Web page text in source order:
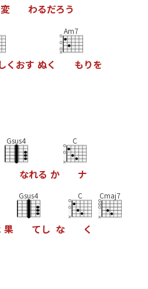
変 わるだろう
く おす ぬく
Am7
もりを
Gsus4
なれる か
C
ナ
果
Gsus4
てし な
C
く
Cmaj7